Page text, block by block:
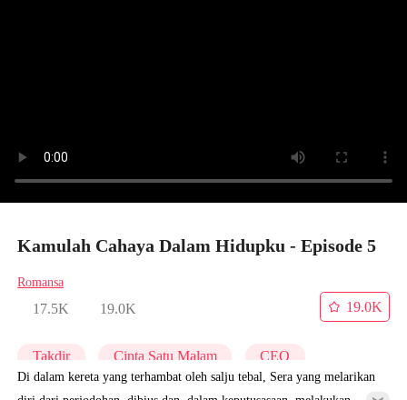
Kamulah Cahaya Dalam Hidupku - Episode 5
Romansa
17.5K 19.0K
19.0K
Takdir Cinta Satu Malam CEO
Di dalam kereta yang terhambat oleh salju tebal, Sera yang melarikan